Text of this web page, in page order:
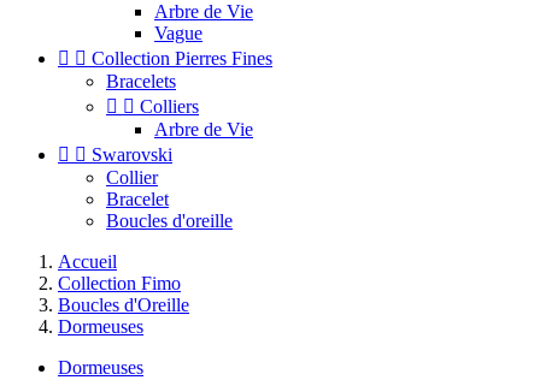
Arbre de Vie
Vague
  Collection Pierres Fines
Bracelets
  Colliers
Arbre de Vie
  Swarovski
Collier
Bracelet
Boucles d'oreille
Accueil
Collection Fimo
Boucles d'Oreille
Dormeuses
Dormeuses